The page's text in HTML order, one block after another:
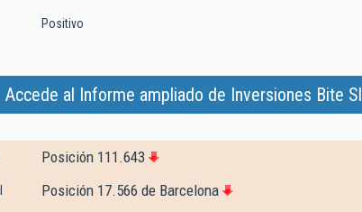
Positivo
Accede al Informe ampliado de Inversiones Bite Sl
Posición 111.643
Posición 17.566 de Barcelona